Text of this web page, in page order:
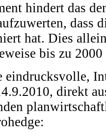
hindert das
dass
hat. Dies
bis zu
eindrucksvolle,
direkt